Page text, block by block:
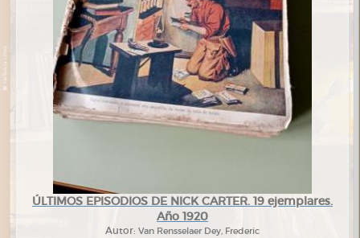
ÚLTIMOS EPISODIOS DE NICK CARTER. 19 ejemplares.
Año 1920
Autor: Van Rensselaer Dey, Frederic